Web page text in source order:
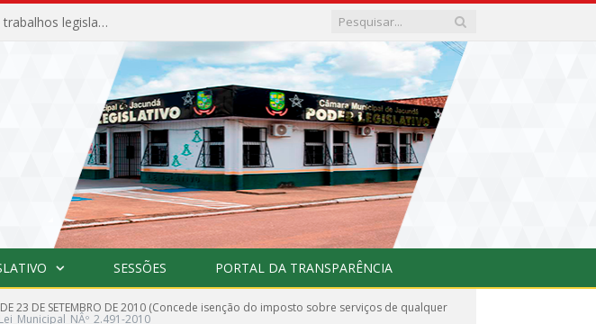
Câmara Municipal de Jacundá abre oficialmente os trabalhos legislativos de 2026
SESSÕES PORTAL DA TRANSPARÊNCIA
DE 23 DE SETEMBRO DE 2010 (Concede isenção do imposto sobre serviços de qualquer
Lei_Municipal_NÂº_2.491-2010